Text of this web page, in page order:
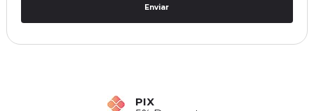
Enviar
PIX